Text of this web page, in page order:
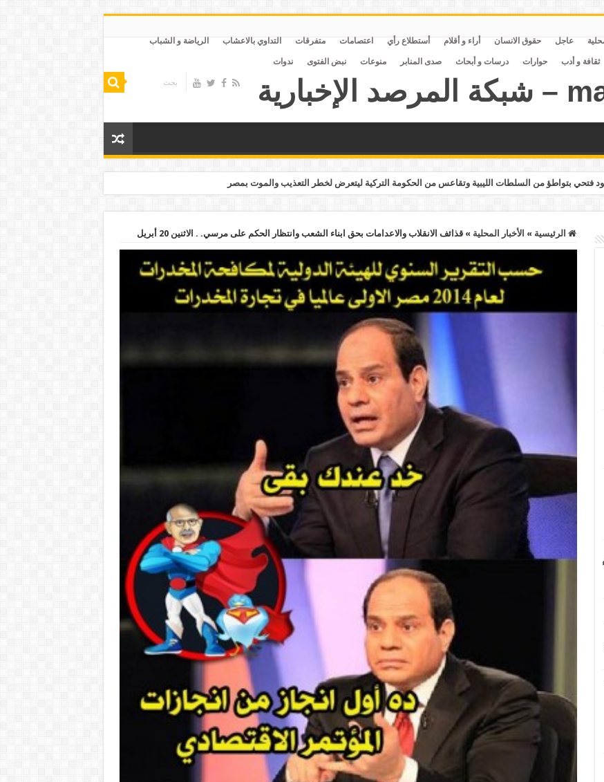
عاجل حقوق الانسان أراء و أقلام أستطلاع رأي اعتصامات متفرقات التداوي بالاعشاب الرياضة و الشباب
ثقافة و أدب حوارات درسات و أبحاث صدى المنابر منوعات نبض الفتوى ندوات
بتواطؤ من السلطات الليبية وتقاعس من الحكومة التركية ليتعرض لخطر التعذيب والموت بمصر
الرئيسية » الأخبار المحلية » قذائف الانقلاب والاعدامات بحق ابناء الشعب وانتظار الحكم على مرسي. . الاثنين 20 أبريل